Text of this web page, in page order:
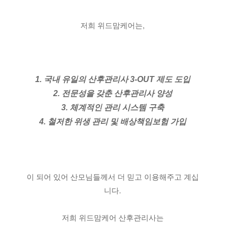
저희 위드맘케어는,
1. 국내 유일의 산후관리사 3-OUT 제도 도입
2. 전문성을 갖춘 산후관리사 양성
3. 체계적인 관리 시스템 구축
4. 철저한 위생 관리 및 배상책임보험 가입
이 되어 있어 산모님들께서 더 믿고 이용해주고 계십
니다.
저희 위드맘케어 산후관리사는